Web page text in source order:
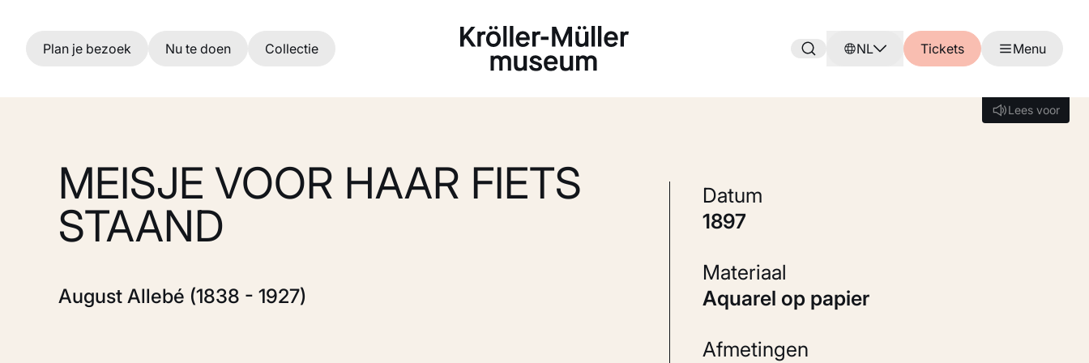
Ga naar hoofdinhoud
Plan je bezoek Nu te doen Collectie NL Tickets Menu
Lees voor
Lees voor
MEISJE VOOR HAAR FIETS
STAAND
August Allebé (1838 - 1927)
Datum
1897
Materiaal
Aquarel op papier
Afmetingen